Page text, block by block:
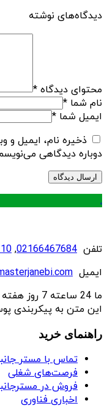
دیدگاه‌های نوشته
محتوای دیدگاه *
نام شما *
ایمیل شما *
ذخیره نام، ایمیل و
دوباره دیدگاهی
.
تلفن 02166467684
,
ایمیل
ما 24
این متن به پیکربندی
راهنمای خرید
تماس با مستر
فرصت‌های شغلی
فروش در
اخباری فناوری